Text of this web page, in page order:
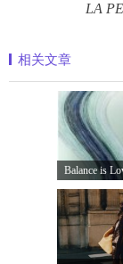
LA
相关文章